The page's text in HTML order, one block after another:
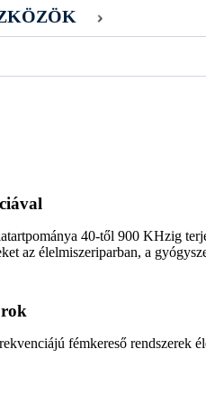
40-től 900 KHzig
az élelmiszeriparban, a
fémkereső rendszerek